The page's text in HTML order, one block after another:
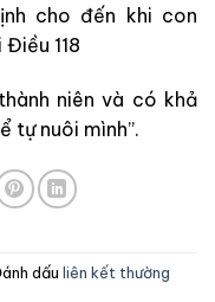
cho đến khi con
118
niên và có khả
tự nuôi mình”.
dấu liên kết thường